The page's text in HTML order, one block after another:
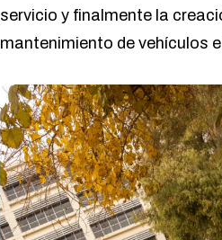
servicio y finalmente la
mantenimiento de vehículos